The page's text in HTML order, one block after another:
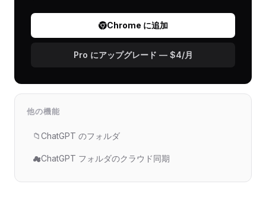
Chrome に追加
Pro にアップグレード — $4/月
他の機能
📁ChatGPT のフォルダ
☁ChatGPT フォルダのクラウド同期